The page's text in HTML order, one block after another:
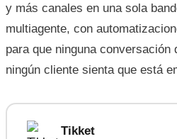
y más canales en una sola
multiagente, con
para que ninguna
ningún cliente sienta que está
Tikket